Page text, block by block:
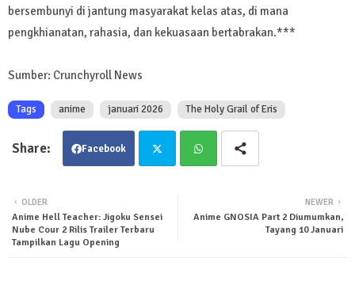
bersembunyi di jantung masyarakat kelas atas, di mana
pengkhianatan, rahasia, dan kekuasaan bertabrakan.***
Sumber: Crunchyroll News
Tags anime januari 2026 The Holy Grail of Eris
Facebook
ter tsa
NEWER
Anime GNOSIA Part 2 Diumumkan,
Tayang 10 Januari
OLDER
Anime Hell Teacher: Jigoku Sensei
Nube Cour 2 Rilis Trailer Terbaru
Tampilkan Lagu Opening